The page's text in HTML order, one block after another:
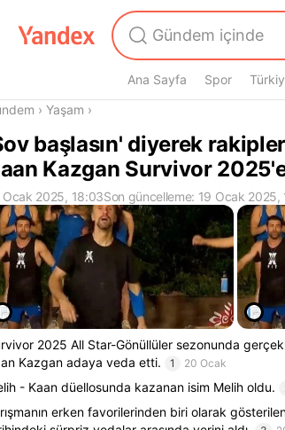
Ana Sayfa Spor
› Yaşam ›
başlasın' diyerek
Kazgan Survivor
Ocak 2025, 18:03Son güncelleme: 19 Ocak 2025,
2025 All Star-Gönüllüler sezonunda
Kazgan adaya veda etti.
1 20 Ocak
- Kaan düellosunda kazanan isim Melih oldu.
erken favorilerinden biri olarak